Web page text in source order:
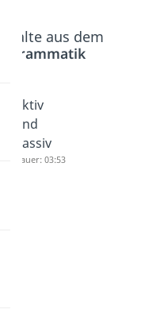
aus dem
Grammatik
Aktiv
und
Passiv
Dauer: 03:53